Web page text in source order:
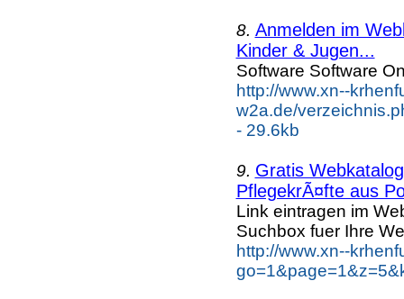
8. Anmelden im
Kinder & Jugen...
Software Software
http://www.xn--
w2a.de/
- 29.6kb
9. Gratis
PflegekrÃ¤fte aus
Link eintragen im
Suchbox fuer Ihre
http://www.xn--